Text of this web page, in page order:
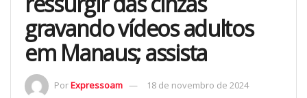
gravando vídeos adultos
em Manaus; assista
PorExpressoam 18 de novembro de 2024